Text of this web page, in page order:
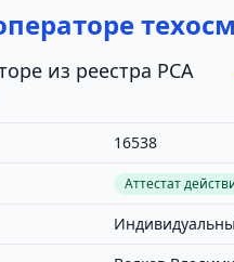
из реестра РСА
16538
Аттестат